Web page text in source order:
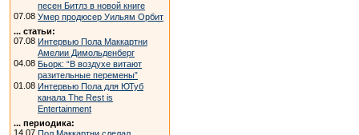
песен Битлз в новой книге
07.08 Умер продюсер Уильям Орбит
... статьи:
07.08 Интервью Пола Маккартни
Амелии Димольденберг
04.08 Бьорк: “В воздухе витают
разительные перемены”
01.08 Интервью Пола для ЮТуб
канала The Rest is
Entertainment
... периодика:
14.07